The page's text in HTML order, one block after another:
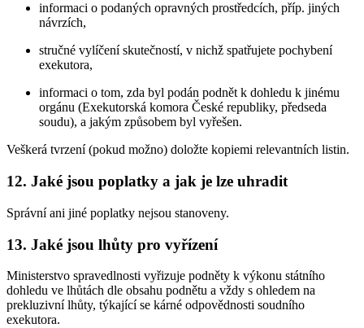
informaci o podaných opravných prostředcích, příp. jiných
návrzích,
stručné vylíčení skutečností, v nichž spatřujete pochybení
exekutora,
informaci o tom, zda byl podán podnět k dohledu k jinému
orgánu (Exekutorská komora České republiky, předseda
soudu), a jakým způsobem byl vyřešen.
Veškerá tvrzení (pokud možno) doložte kopiemi relevantních listin.
12. Jaké jsou poplatky a jak je lze uhradit
Správní ani jiné poplatky nejsou stanoveny.
13. Jaké jsou lhůty pro vyřízení
Ministerstvo spravedlnosti vyřizuje podněty k výkonu státního
dohledu ve lhůtách dle obsahu podnětu a vždy s ohledem na
prekluzivní lhůty, týkající se kárné odpovědnosti soudního
exekutora.